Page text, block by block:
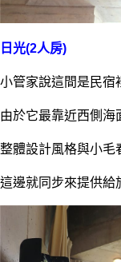
日光(2人房)
小管家說這間是民宿
由於它最靠近西側海
整體設計風格與小毛
這邊就同步來提供給